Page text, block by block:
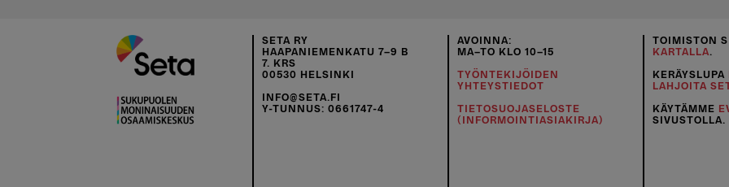
SETA RY
HAAPANIEMENKATU 7–9 B
7. KRS
00530 HELSINKI
INFO@SETA.FI
Y-TUNNUS: 0661747-4
AVOINNA:
MA–TO KLO 10–15
TYÖNTEKIJÖIDEN
YHTEYSTIEDOT
TIETOSUOJASELOSTE
(INFORMOINTIASIAKIRJA)
TOIMISTON
KARTALLA.
KERÄYSLUPA
LAHJOITA
KÄYTÄMME
SIVUSTOLLA.